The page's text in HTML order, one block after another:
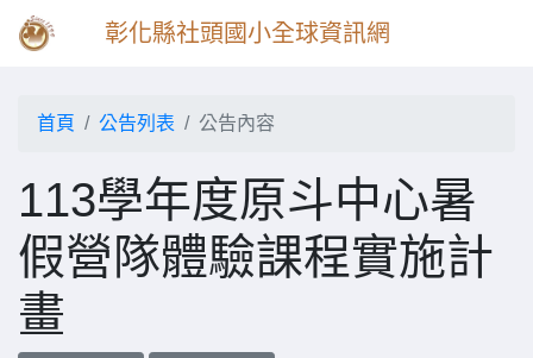
彰化縣社頭國小全球資訊網
首頁 公告列表 公告內容
113學年度原斗中心暑
假營隊體驗課程實施計
畫